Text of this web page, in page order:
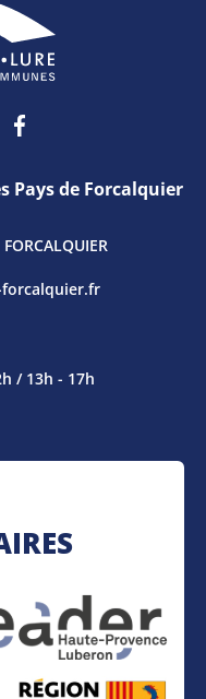
Pays de Forcalquier
forcalquier.fr
/ 13h - 17h